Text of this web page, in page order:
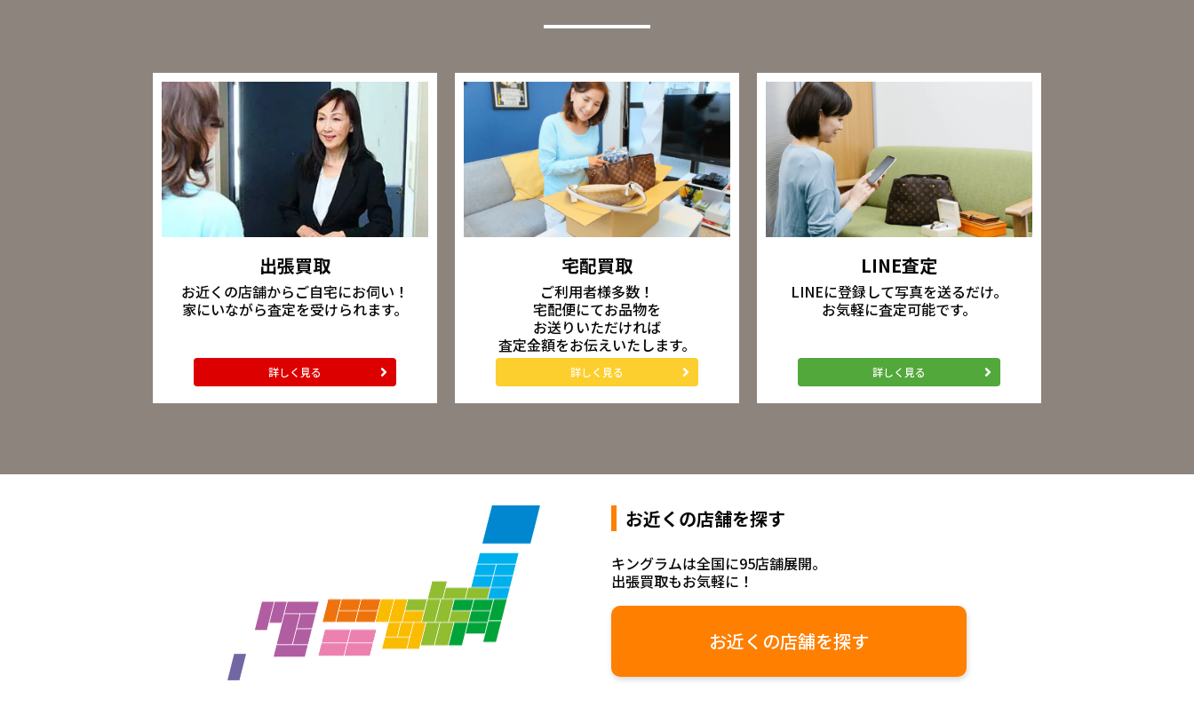
出張買取
お近くの店舗からご自宅にお伺い！
家にいながら査定を受けられます。
詳しく見る
宅配買取
ご利用者様多数！
宅配便にてお品物を
お送りいただければ
査定金額をお伝えいたします。
詳しく見る
LINE査定
LINEに登録して写真を送るだけ。
お気軽に査定可能です。
詳しく見る
お近くの店舗を探す
キングラムは全国に95店舗展開。
出張買取もお気軽に！
お近くの店舗を探す